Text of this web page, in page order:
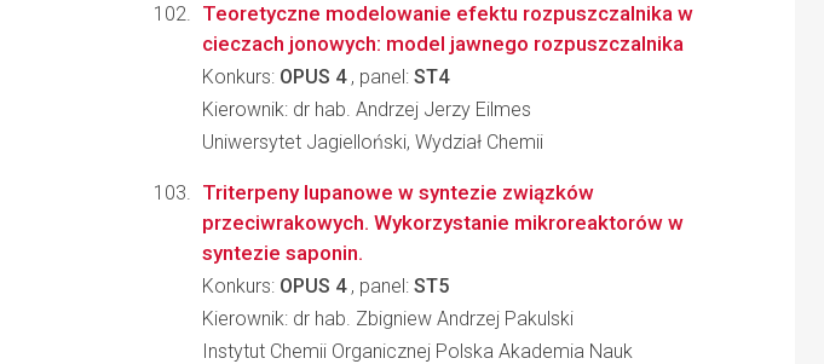
Teoretyczne modelowanie efektu rozpuszczalnika w
cieczach jonowych: model jawnego rozpuszczalnika
Konkurs: OPUS 4, panel: ST4
Kierownik: dr hab. Andrzej Jerzy Eilmes
Uniwersytet Jagielloński, Wydział Chemii
Triterpeny lupanowe w syntezie związków
przeciwrakowych. Wykorzystanie mikroreaktorów w
syntezie saponin.
Konkurs: OPUS 4, panel: ST5
Kierownik: dr hab. Zbigniew Andrzej Pakulski
Instytut Chemii Organicznej Polska Akademia Nauk